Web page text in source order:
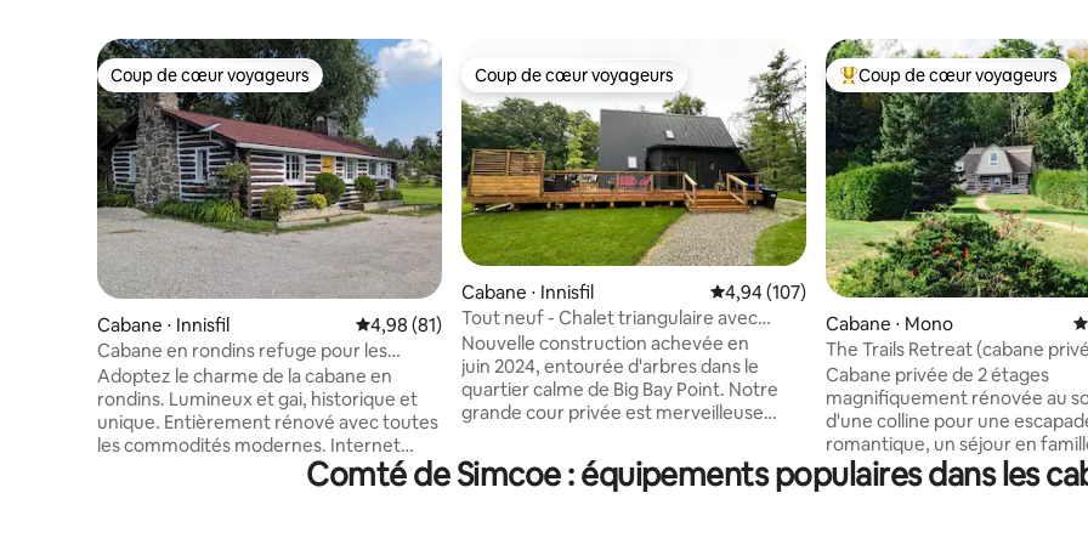
Coup de cœur voyageurs
Coup de cœur voyageurs
Cabane ⋅ Innisfil Évaluation moyenne sur la base de 81 commentaires : 4,98 sur 5
4,98 (81)
Cabane en rondins refuge pour les
oiseaux
Adoptez le charme de la cabane en
rondins. Lumineux et gai, historique et
unique. Entièrement rénové avec toutes
les commodités modernes. Internet
Starlink et chargeur pour véhicule
électrique. À proximité d'une grande
Coup de cœur voyageurs
Coup de cœur voyageurs
Cabane ⋅ Innisfil Évaluation moyenne sur la base de 107
4,94 (107)
Tout neuf - Chalet triangulaire avec
jacuzzi !
Nouvelle construction achevée en
juin 2024, entourée d'arbres dans le
quartier calme de Big Bay Point. Notre
grande cour privée est merveilleuse
un barbecue, un feu de camp... Accès à
la plage par quelques zones accessibles à
Coups de cœur voyageurs les
Coup de cœur voyageurs
Cabane ⋅ Mono
The Trails Retreat (cabane
Cabane privée de 2 étages
magnifiquement rénovée au
d'une colline pour une
romantique, un séjour en
retraite d'amis, découvrez un
du pays ensemble. Soutenu
Comté de Simcoe : équipements populaires dans les